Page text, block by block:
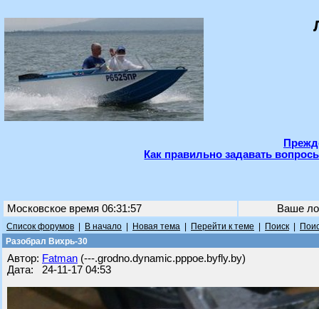
Как правильно задавать
Московское время 06:31:57 Ваше
Список форумов В начало Новая тема Перейти к теме Поиск
Разобрал Вихрь-30
Автор: Fatman (---.grodno.dynamic.pppoe.byfly.by)
Дата: 24-11-17 04:53